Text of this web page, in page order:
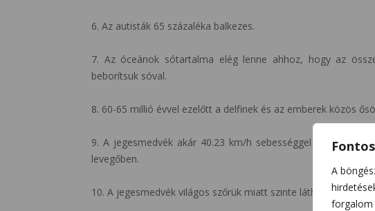
A
forgalom
6. Az autisták 65 százaléka balkezes.
7. Az óceánok sótartalma elég lenne ahhoz, hogy az
beborítsuk sóval.
8. 60-65 millió évvel ezelőtt a delfinek és az emberek közös
9. A jegesmedvék akár 40.23 km/h sebességgel is képesek
levegőben.
10. A jegesmedvék világos szőrük miatt szinte láthatatlanok